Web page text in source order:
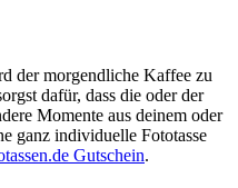
der morgendliche Kaffee zu
dafür, dass die oder der
Momente aus deinem oder
ganz individuelle Fototasse
Gutschein.